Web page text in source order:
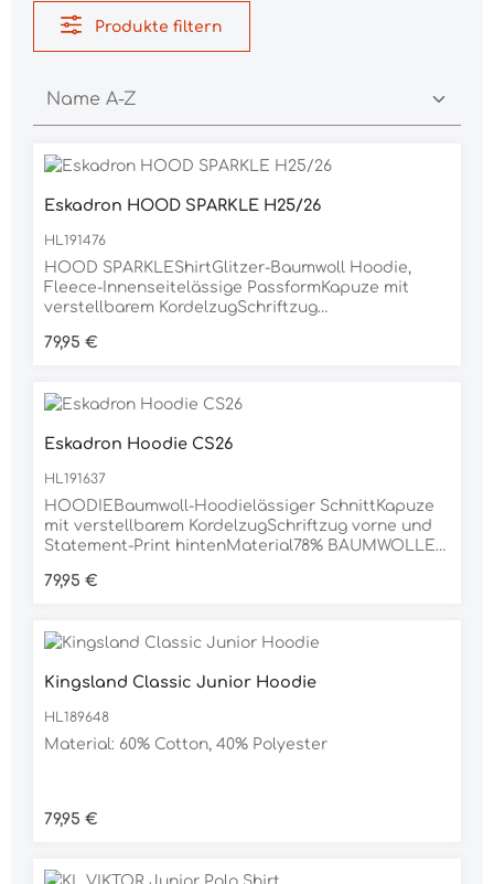
Produkte filtern
Eskadron HOOD SPARKLE H25/26
HL191476
HOOD SPARKLEShirtGlitzer-Baumwoll Hoodie,
Fleece-Innenseitelässige PassformKapuze mit
verstellbarem KordelzugSchriftzug
Regulärer Preis:
79,95 €
Eskadron Hoodie CS26
HL191637
HOODIEBaumwoll-Hoodielässiger SchnittKapuze
mit verstellbarem KordelzugSchriftzug vorne und
Statement-Print hintenMaterial78% BAUMWOLLE,
Regulärer Preis:
79,95 €
Kingsland Classic Junior Hoodie
HL189648
Material: 60% Cotton, 40% Polyester
Regulärer Preis:
79,95 €